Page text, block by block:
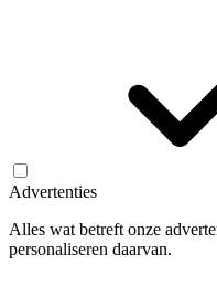
Advertenties
Alles wat betreft onze
personaliseren daarvan.